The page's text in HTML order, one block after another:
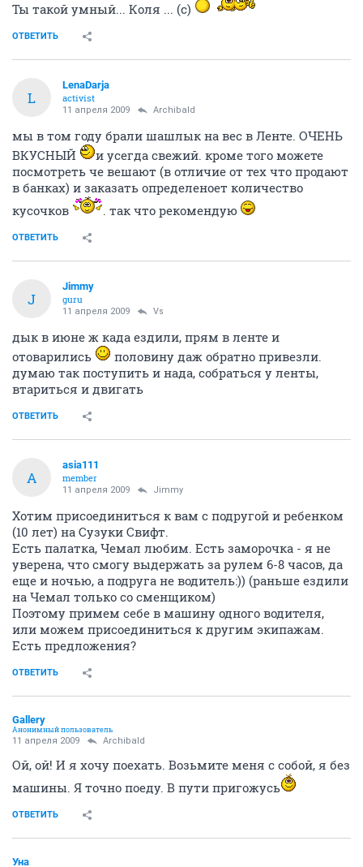
Ты такой умный... Коля ... (с)
ОТВЕТИТЬ
L
LenaDarja
activist
11 апреля 2009 Archibald
мы в том году брали шашлык на вес в Ленте. ОЧЕНЬ
ВКУСНЫЙ
и усегда свежий. кроме того можете
посмотреть че вешают (в отличие от тех что продают
в банках) и заказать определеноет количество
кусочков
. так что рекомендую
ОТВЕТИТЬ
J
Jimmy
guru
11 апреля 2009 Vs
дык в июне ж када ездили, прям в ленте и
отоварились
половину даж обратно привезли.
думаю так поступить и нада, собраться у ленты,
втариться и двигать
ОТВЕТИТЬ
A
asia111
member
11 апреля 2009 Jimmy
Хотим присоединиться к вам с подругой и ребенком
(10 лет) на Сузуки Свифт.
Есть палатка, Чемал любим. Есть заморочка - я не
уверена, что смогу выдержать за рулем 6-8 часов, да
еще и ночью, а подруга не водитель:)) (раньше ездили
на Чемал только со сменщиком)
Поэтому примем себе в машину одного водителя,
или можем присоединиться к другим экипажам.
Есть предложения?
ОТВЕТИТЬ
Gallery
Анонимный пользователь
11 апреля 2009 Archibald
Ой, ой! И я хочу поехать. Возьмите меня с собой, я без
машины. Я точно поеду. В пути пригожусь
ОТВЕТИТЬ
Уна